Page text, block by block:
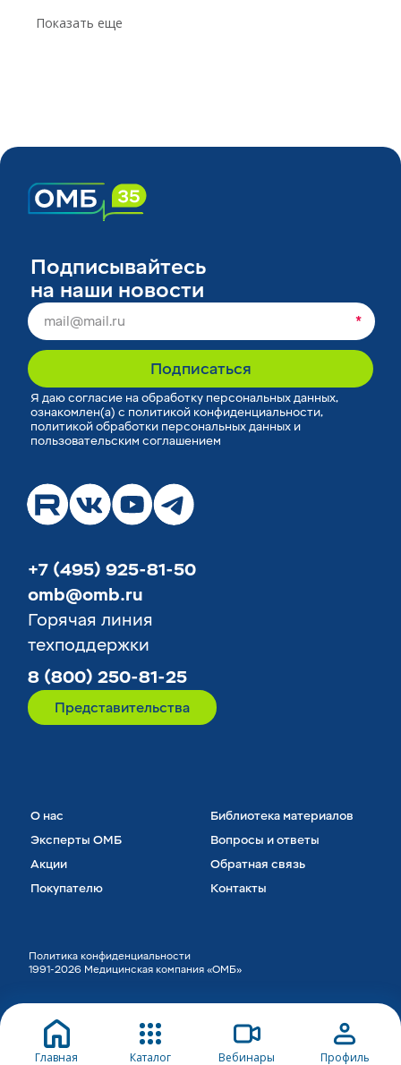
Показать еще
Подписывайтесь
на наши новости
*
Подписаться
Я даю согласие на обработку персональных данных,
ознакомлен(а) с политикой конфиденциальности,
политикой обработки персональных данных и
пользовательским соглашением
+7 (495) 925-81-50
omb@omb.ru
Горячая линия
техподдержки
8 (800) 250-81-25
Представительства
О нас
Эксперты ОМБ
Акции
Покупателю
Библиотека материалов
Вопросы и ответы
Обратная связь
Контакты
Политика конфиденциальности
1991-2026 Медицинская компания «ОМБ»
Главная Каталог Вебинары Профиль